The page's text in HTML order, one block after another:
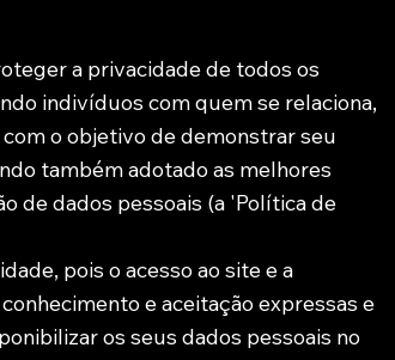
a privacidade de todos os
indivíduos com quem se relaciona,
o objetivo de demonstrar seu
também adotado as melhores
de dados pessoais (a 'Política de
pois o acesso ao site e a
e aceitação expressas e
os seus dados pessoais no